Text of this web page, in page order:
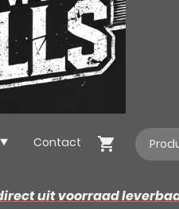
Contact
uit voorraad